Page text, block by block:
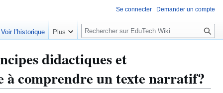
didactiques et
à comprendre un texte narratif?
Se connecter Demander un compte
Voir l’historique Plus
R
e
h
r